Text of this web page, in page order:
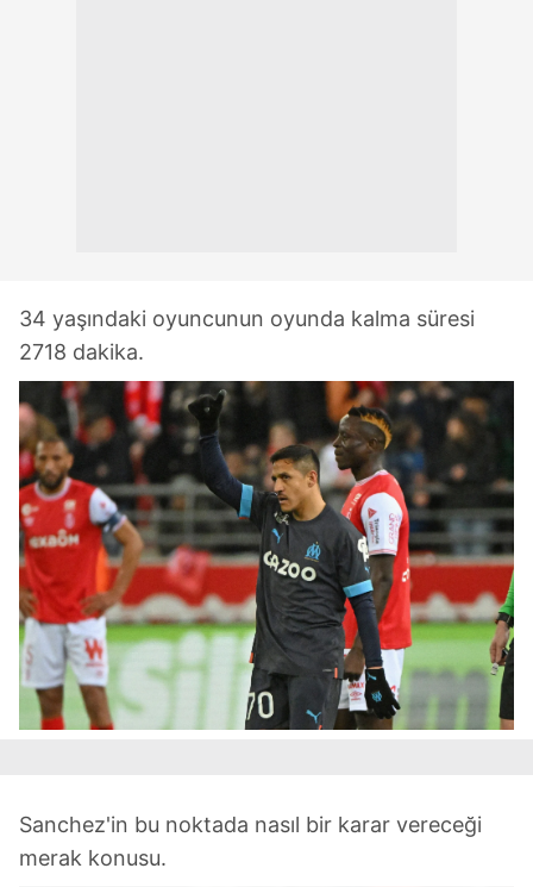
34 yaşındaki oyuncunun oyunda kalma süresi
2718 dakika.
Sanchez'in bu noktada nasıl bir karar vereceği
merak konusu.